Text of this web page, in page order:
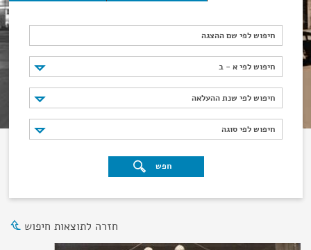
חיפוש לפי שם ההצגה
חיפוש לפי א - ב
חיפוש לפי א - ב
חיפוש לפי שנת ההעלאה
חיפוש לפי שנת ההעלאה
חיפוש לפי סוגה
חיפוש לפי סוגה
חפש
חזרה לתוצאות חיפוש